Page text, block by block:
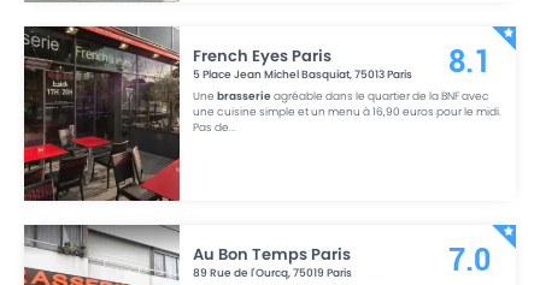
French Eyes Paris
5 Place Jean Michel Basquiat,75013Paris
Unebrasserieagréable dans le quartier de la BNF avec
une cuisine simple et un menu à 16,90 euros pour le midi.
Pas de...
8.1
Au Bon Temps Paris
89 Rue de l'Ourcq,75019 Paris
7.0